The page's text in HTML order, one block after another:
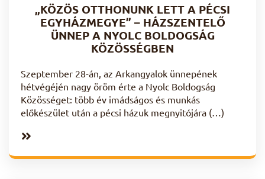
„KÖZÖS OTTHONUNK LETT A PÉCSI
EGYHÁZMEGYE” – HÁZSZENTELŐ
ÜNNEP A NYOLC BOLDOGSÁG
KÖZÖSSÉGBEN
Szeptember 28-án, az Arkangyalok ünnepének
hétvégéjén nagy öröm érte a Nyolc Boldogság
Közösséget: több év imádságos és munkás
előkészület után a pécsi házuk megnyitójára (…)